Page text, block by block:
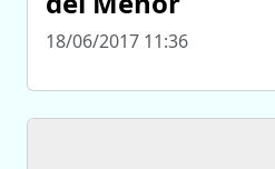
18/06/2017 11:36